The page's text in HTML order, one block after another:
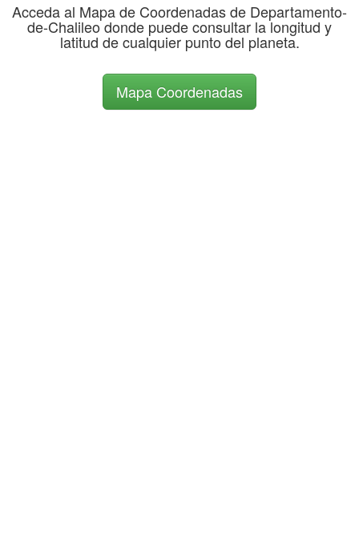
Acceda al Mapa de Coordenadas de Departamento-
de-Chalileo donde puede consultar la longitud y
latitud de cualquier punto del planeta.
Mapa Coordenadas